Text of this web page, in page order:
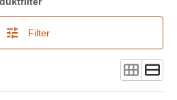
Filter